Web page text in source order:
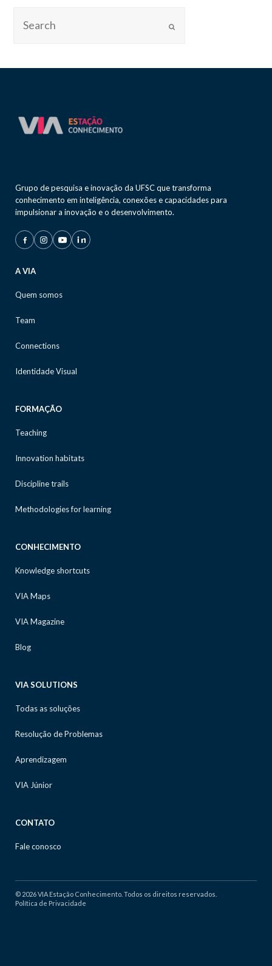
Grupo de pesquisa e inovação da UFSC que transforma
conhecimento em inteligência, conexões e capacidades para
impulsionar a inovação e o desenvolvimento.
A VIA
Quem somos
Team
Connections
Identidade Visual
FORMAÇÃO
Teaching
Innovation habitats
Discipline trails
Methodologies for learning
CONHECIMENTO
Knowledge shortcuts
VIA Maps
VIA Magazine
Blog
VIA SOLUTIONS
Todas as soluções
Resolução de Problemas
Aprendizagem
VIA Júnior
CONTATO
Fale conosco
© 2026 VIA Estação Conhecimento. Todos os direitos reservados.
Política de Privacidade